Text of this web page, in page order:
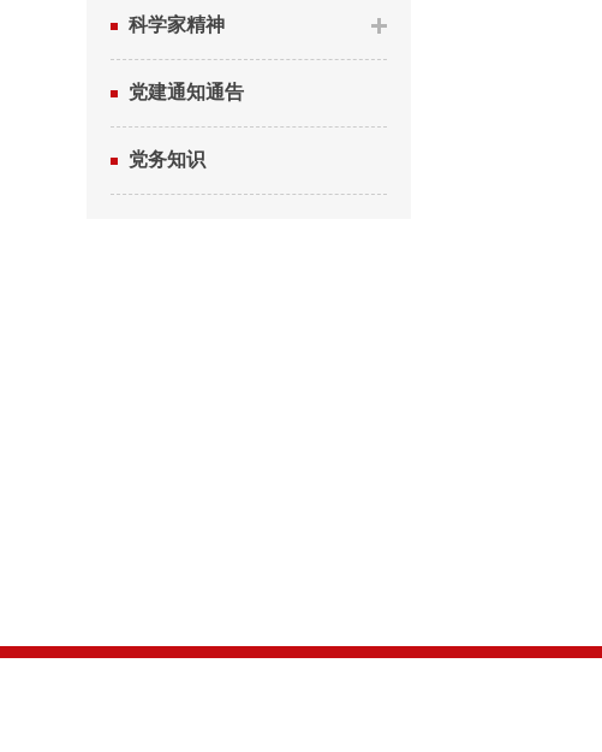
科学家精神
党建通知通告
党务知识